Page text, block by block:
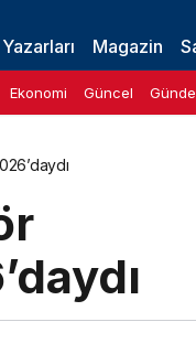
Magazin
Ekonomi Güncel